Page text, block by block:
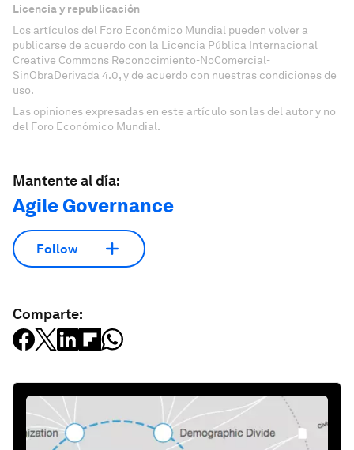
Licencia y republicación
Los artículos del Foro Económico Mundial pueden volver a
publicarse de acuerdo con la Licencia Pública Internacional
Creative Commons Reconocimiento-NoComercial-
SinObraDerivada 4.0, y de acuerdo con nuestras condiciones de
uso.
Las opiniones expresadas en este artículo son las del autor y no
del Foro Económico Mundial.
Mantente al día:
Agile Governance
Follow
Comparte: